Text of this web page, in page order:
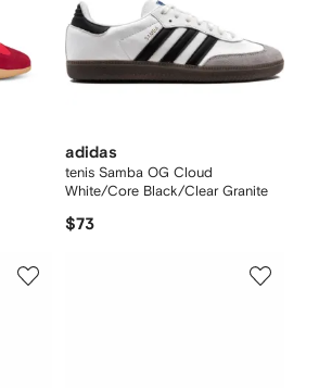
adidas
tenis Samba OG Cloud
White/Core Black/Clear Granite
$73